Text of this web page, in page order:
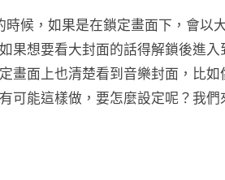
時候，如果是在鎖定畫面下，會以
果想要看大封面的話得解鎖後進入
畫面上也清楚看到音樂封面，比如
可能這樣做，要怎麼設定呢？我們